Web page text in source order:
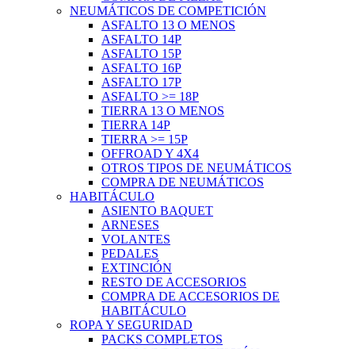
NEUMÁTICOS DE COMPETICIÓN
ASFALTO 13 O MENOS
ASFALTO 14P
ASFALTO 15P
ASFALTO 16P
ASFALTO 17P
ASFALTO >= 18P
TIERRA 13 O MENOS
TIERRA 14P
TIERRA >= 15P
OFFROAD Y 4X4
OTROS TIPOS DE NEUMÁTICOS
COMPRA DE NEUMÁTICOS
HABITÁCULO
ASIENTO BAQUET
ARNESES
VOLANTES
PEDALES
EXTINCIÓN
RESTO DE ACCESORIOS
COMPRA DE ACCESORIOS DE
HABITÁCULO
ROPA Y SEGURIDAD
PACKS COMPLETOS